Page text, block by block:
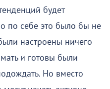
будет
по себе это было бы не
настроены ничего
и готовы были
Но вместо